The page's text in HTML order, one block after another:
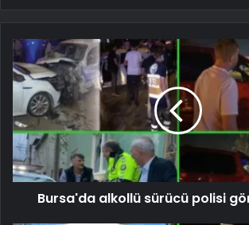
Bursa'da alkollü sürücü polisi